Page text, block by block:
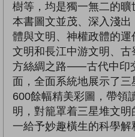
樹等，均是獨一無二的曠
本書圖文並茂、深入淺
體與文明、神權政體的
文明和長江中游文明、
方絲綢之路⸺古代中印
面，全面系統地展示了三
600餘幅精美彩圖，帶領
明，對籠罩着三星堆文
一給予妙趣橫生的科學解